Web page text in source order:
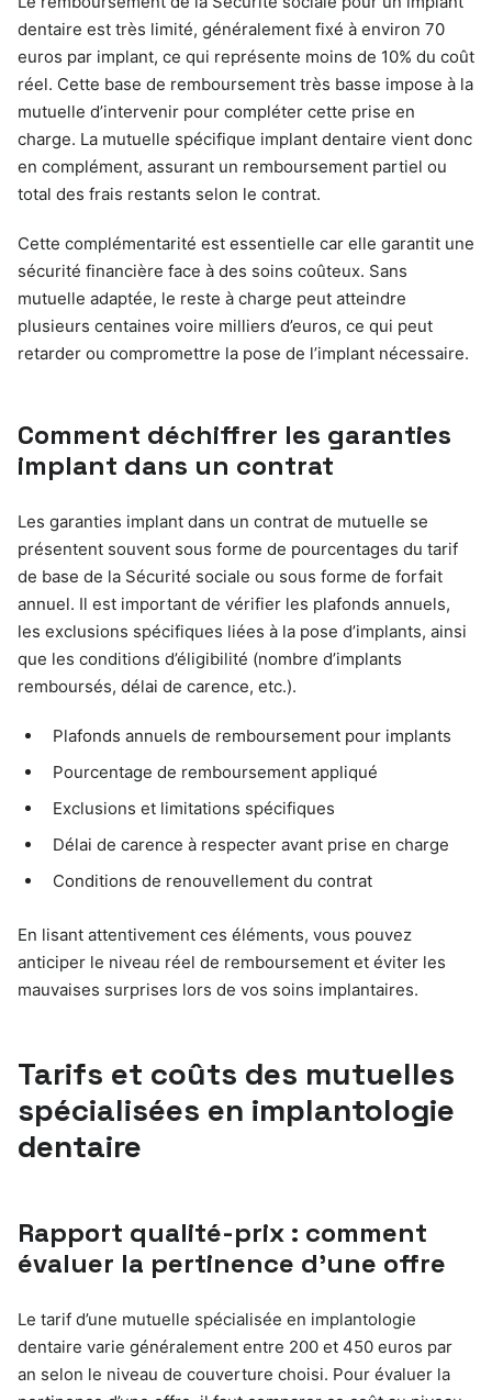
dentaire est très limité, généralement fixé à environ 70
euros par implant, ce qui représente moins de 10% du coût
réel. Cette base de remboursement très basse impose à la
mutuelle d’intervenir pour compléter cette prise en
charge. La mutuelle spécifique implant dentaire vient donc
en complément, assurant un remboursement partiel ou
total des frais restants selon le contrat.
Cette complémentarité est essentielle car elle garantit une
sécurité financière face à des soins coûteux. Sans
mutuelle adaptée, le reste à charge peut atteindre
plusieurs centaines voire milliers d’euros, ce qui peut
retarder ou compromettre la pose de l’implant nécessaire.
Comment déchiffrer les garanties
implant dans un contrat
Les garanties implant dans un contrat de mutuelle se
présentent souvent sous forme de pourcentages du tarif
de base de la Sécurité sociale ou sous forme de forfait
annuel. Il est important de vérifier les plafonds annuels,
les exclusions spécifiques liées à la pose d’implants, ainsi
que les conditions d’éligibilité (nombre d’implants
remboursés, délai de carence, etc.).
Plafonds annuels de remboursement pour implants
Pourcentage de remboursement appliqué
Exclusions et limitations spécifiques
Délai de carence à respecter avant prise en charge
Conditions de renouvellement du contrat
En lisant attentivement ces éléments, vous pouvez
anticiper le niveau réel de remboursement et éviter les
mauvaises surprises lors de vos soins implantaires.
Tarifs et coûts des mutuelles
spécialisées en implantologie
dentaire
Rapport qualité-prix : comment
évaluer la pertinence d’une offre
Le tarif d’une mutuelle spécialisée en implantologie
dentaire varie généralement entre 200 et 450 euros par
an selon le niveau de couverture choisi. Pour évaluer la